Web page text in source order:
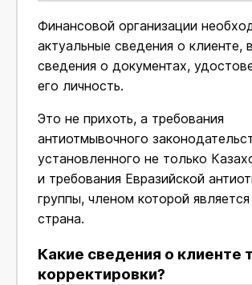
Финансовой организации
актуальные сведения о клиенте,
сведения о документах,
его личность.
Это не прихоть, а требования
антиотмывочного
установленного не только
и требования Евразийской
группы, членом которой
страна.
Какие сведения о клиенте
корректировки?